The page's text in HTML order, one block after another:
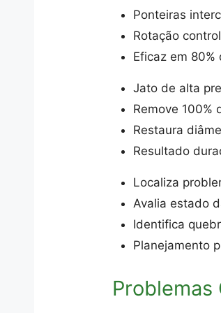
Ponteiras
Rotação
Eficaz em 80%
Jato de alta
Remove 100%
Restaura
Resultado
Localiza
Avalia estado
Identifica
Planejamento
Problemas